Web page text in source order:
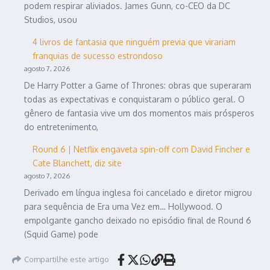
podem respirar aliviados. James Gunn, co-CEO da DC
Studios, usou
4 livros de fantasia que ninguém previa que virariam
franquias de sucesso estrondoso
agosto 7, 2026
De Harry Potter a Game of Thrones: obras que superaram
todas as expectativas e conquistaram o público geral. O
gênero de fantasia vive um dos momentos mais prósperos
do entretenimento,
Round 6 | Netflix engaveta spin-off com David Fincher e
Cate Blanchett, diz site
agosto 7, 2026
Derivado em língua inglesa foi cancelado e diretor migrou
para sequência de Era uma Vez em… Hollywood. O
empolgante gancho deixado no episódio final de Round 6
(Squid Game) pode
Compartilhe este artigo